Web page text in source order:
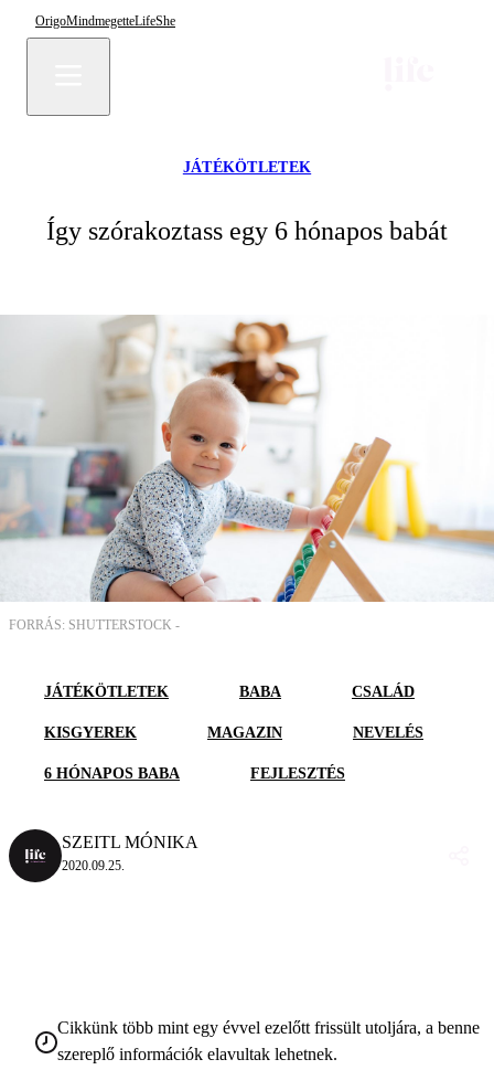
OrigoMindmegetteLifeShe
JÁTÉKÖTLETEK
Így szórakoztass egy 6 hónapos babát
FORRÁS: SHUTTERSTOCK -
JÁTÉKÖTLETEK BABA CSALÁD
KISGYEREK MAGAZIN NEVELÉS
6 HÓNAPOS BABA FEJLESZTÉS
SZEITL MÓNIKA
2020.09.25.
Cikkünk több mint egy évvel ezelőtt frissült utoljára, a benne
szereplő információk elavultak lehetnek.